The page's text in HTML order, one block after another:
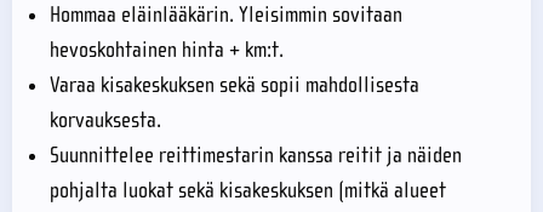
Hommaa eläinlääkärin. Yleisimmin sovitaan
hevoskohtainen hinta + km:t.
Varaa kisakeskuksen sekä sopii mahdollisesta
korvauksesta.
Suunnittelee reittimestarin kanssa reitit ja näiden
pohjalta luokat sekä kisakeskuksen (mitkä alueet